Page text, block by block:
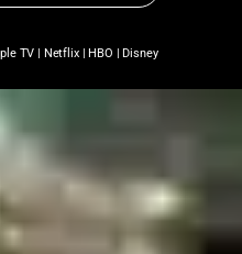
TV | Netflix|HBO |Disney